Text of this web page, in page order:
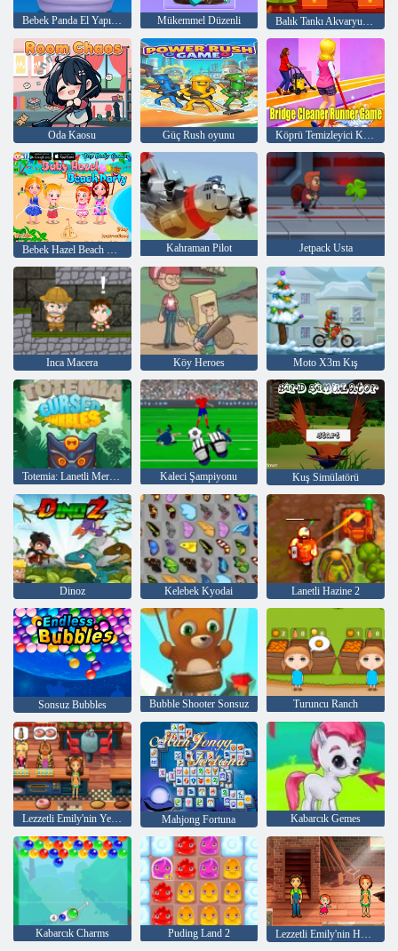
Bebek Panda El Yapımı Günlüğü Mükemmel Düzenli Balık Tankı Akvaryum Oyunu
Oda Kaosu Güç Rush oyunu Köprü Temizleyici Koşucu Oyunu
Kahraman Pilot Jetpack Usta
Inca Macera Köy Heroes Moto X3m Kış
Kaleci Şampiyonu Kuş Simülatörü
Dinoz Kelebek Kyodai Lanetli Hazine 2
Sonsuz Bubbles Bubble Shooter Sonsuz Turuncu Ranch
Lezzetli Emily'nin Yeni Bir Başlangıç Mahjong Fortuna Kabarcık Gemes
Kabarcık Charms Puding Land 2
Lezzetli Emily'nin Home Sweet Home